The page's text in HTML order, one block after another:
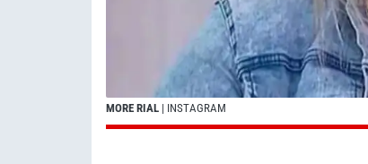
MORE RIAL | INSTAGRAM